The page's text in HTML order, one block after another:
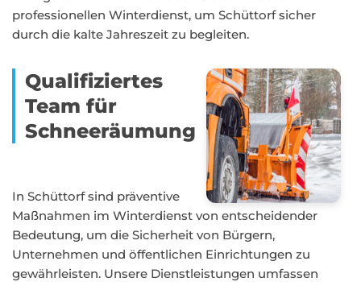
professionellen Winterdienst, um Schüttorf sicher
durch die kalte Jahreszeit zu begleiten.
Qualifiziertes
Team für
Schneeräumung
In Schüttorf sind präventive
Maßnahmen im Winterdienst von entscheidender
Bedeutung, um die Sicherheit von Bürgern,
Unternehmen und öffentlichen Einrichtungen zu
gewährleisten. Unsere Dienstleistungen umfassen